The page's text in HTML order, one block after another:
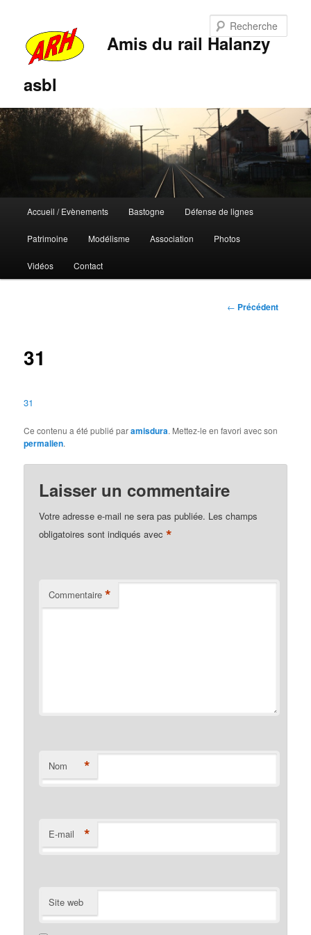
Amis du rail Halanzy
asbl
principal
Aller
au
contenu
Aller
au
contenu
Accueil / Evènements Bastogne Défense de lignes
Patrimoine Modélisme Association Photos
Vidéos Contact
Navigation
← Précédent
31
31
Ce contenu a été publié paramisdura. Mettez-le en favori avec son
permalien.
Laisser un commentaire
Votre adresse e-mail ne sera pas publiée. Les champs
obligatoires sont indiqués avec*
Commentaire *
Nom *
E-mail *
Site web